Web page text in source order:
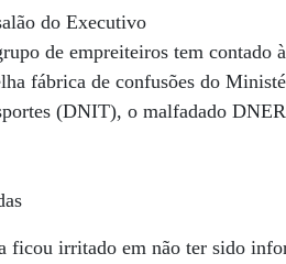
do Executivo
de empreiteiros tem contado
fábrica de confusões do
(DNIT), o malfadado
ficou irritado em não ter sido